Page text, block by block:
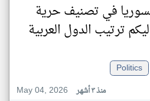
في تصنيف حرية
ترتيب الدول العربية
Politics
May 04, 2026
منذ ٣ أشهر